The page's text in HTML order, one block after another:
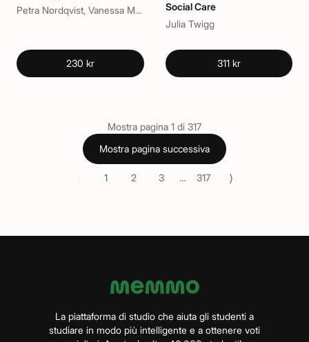
Petra Nordqvist, Vanessa May
230 kr
Social Care
Julia Twigg
311 kr
Mostra pagina 1 di 317
Mostra pagina successiva
1 2 3 ... 317 ⟩
La piattaforma di studio che aiuta gli studenti a
studiare in modo più intelligente e a ottenere voti